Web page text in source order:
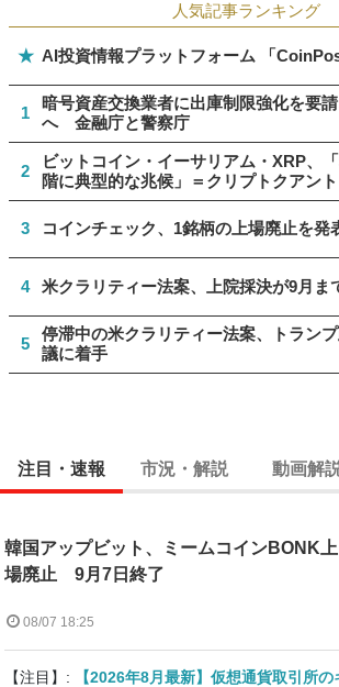
人気記事ランキング
★ AI投資情報プラットフォーム 「
1
暗号資産交換業者に出庫制限強化を要
へ 金融庁と警察庁
2
ビットコイン・イーサリアム・XRP、
階に典型的な兆候」＝クリプトクアント
3 コインチェック、1銘柄の上場廃止を発
4 米クラリティー法案、上院採決が9月ま
5
停滞中の米クラリティー法案、トラン
議に着手
注目・速報 市況・解説 動画解
韓国アップビット、ミームコインBONK上
場廃止 9月7日終了
08/07 18:25
【注目】:
【2026年8月最新】仮想通貨取引所